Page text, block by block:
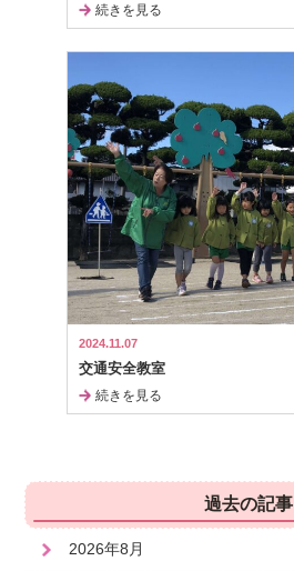
続きを見る
2024.11.07
交通安全教室
続きを見る
過去の記事
2026年8月